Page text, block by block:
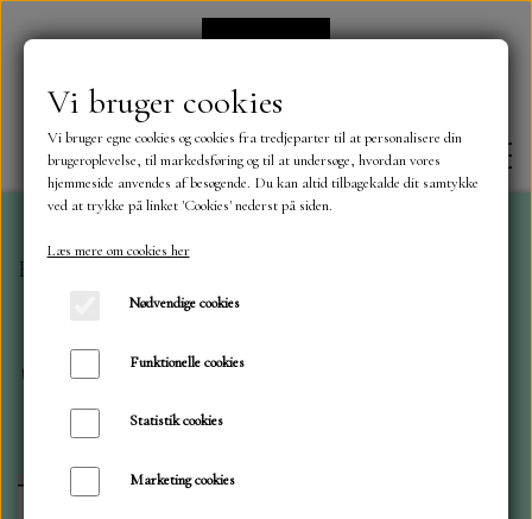
OM OS
KONTAKT
Forside
Simple and Basic
Vi bruger cookies
Vi bruger egne cookies og cookies fra tredjeparter til at personalisere din
brugeroplevelse, til markedsføring og til at undersøge, hvordan vores
hjemmeside anvendes af besøgende. Du kan altid tilbagekalde dit samtykke
ved at trykke på linket 'Cookies' nederst på siden.
Læs mere om cookies her
Nødvendige cookies
Funktionelle cookies
Statistik cookies
Marketing cookies